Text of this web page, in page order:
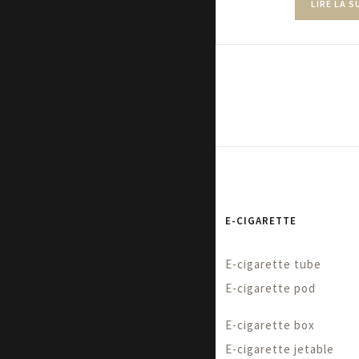
LIRE LA
E-CIGARETTE
E-cigarette tube
E-cigarette pod
E-cigarette box
E-cigarette jetable